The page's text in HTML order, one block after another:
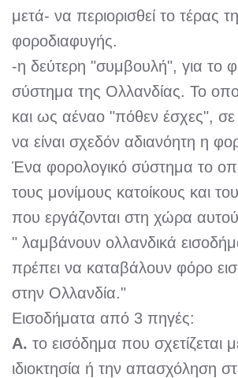
μετά- να περιορισθεί το τέρας
φοροδιαφυγής.
-η δεύτερη "συμβουλή", για το
σύστημα της Ολλανδίας. Το
και ως αέναο "πόθεν έσχες",
να είναι σχεδόν αδιανόητη η
Ένα φορολογικό σύστημα το
τους μονίμους κατοίκους και
που εργάζονται στη χώρα
" λαμβάνουν ολλανδικά
πρέπει να καταβάλουν φόρο
στην Ολλανδία."
Εισοδήματα από 3 πηγές:
Α. το εισόδημα που σχετίζεται
ιδιοκτησία ή την απασχόληση